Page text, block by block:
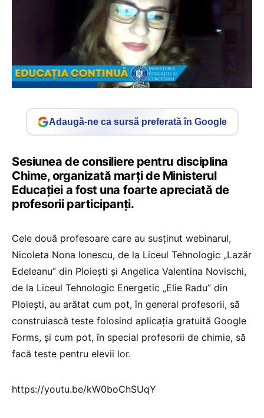
Adaugă-ne ca sursă preferată în Google
Sesiunea de consiliere pentru disciplina
Chime, organizată marți de Ministerul
Educației a fost una foarte apreciată de
profesorii participanți.
Cele două profesoare care au susținut webinarul,
Nicoleta Nona Ionescu, de la Liceul Tehnologic „Lazăr
Edeleanu” din Ploiești și Angelica Valentina Novischi,
de la Liceul Tehnologic Energetic „Elie Radu” din
Ploiești, au arătat cum pot, în general profesorii, să
construiască teste folosind aplicația gratuită Google
Forms, și cum pot, în special profesorii de chimie, să
facă teste pentru elevii lor.
https://youtu.be/kW0boChSUqY